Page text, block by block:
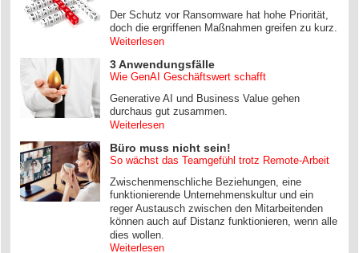
Der Schutz vor Ransomware hat hohe Priorität,
doch die ergriffenen Maßnahmen greifen zu kurz.
Weiterlesen
3 Anwendungsfälle
Wie GenAI Geschäftswert schafft
Generative AI und Business Value gehen
durchaus gut zusammen.
Weiterlesen
Büro muss nicht sein!
So wächst das Teamgefühl trotz Remote-Arbeit
Zwischenmenschliche Beziehungen, eine
funktionierende Unternehmenskultur und ein
reger Austausch zwischen den Mitarbeitenden
können auch auf Distanz funktionieren, wenn alle
dies wollen.
Weiterlesen